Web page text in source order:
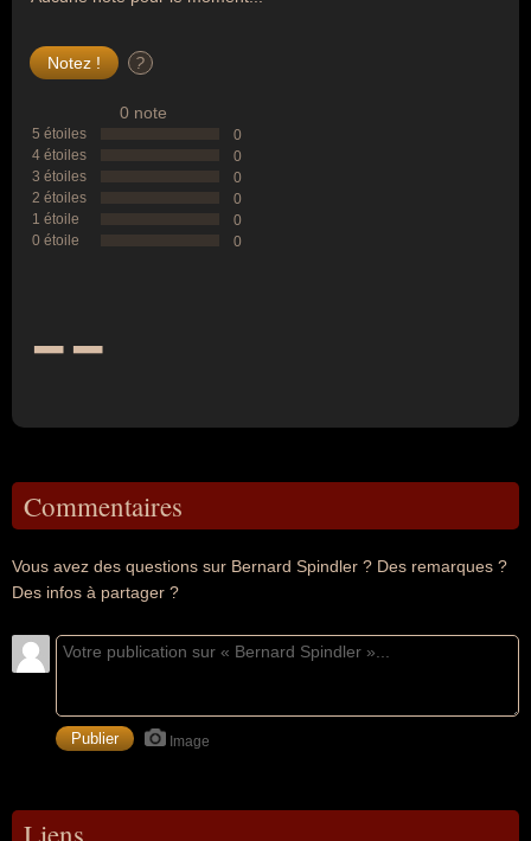
?
0 note
5 étoiles
0
4 étoiles
0
3 étoiles
0
2 étoiles
0
1 étoile
0
0 étoile
0
--
Commentaires
Vous avez des questions sur Bernard Spindler ? Des remarques ?
Des infos à partager ?
Image
Liens